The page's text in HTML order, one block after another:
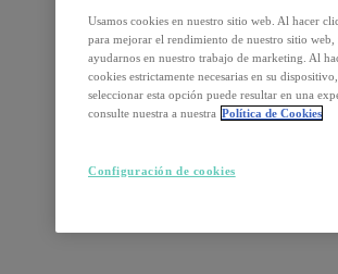
Usamos cookies en nuestro sitio web. Al hacer
para mejorar el rendimiento de nuestro sitio
ayudarnos en nuestro trabajo de marketing. Al
cookies estrictamente necesarias en su
seleccionar esta opción puede resultar en una
consulte nuestra a nuestra Política de Cookies
Configuración de cookies